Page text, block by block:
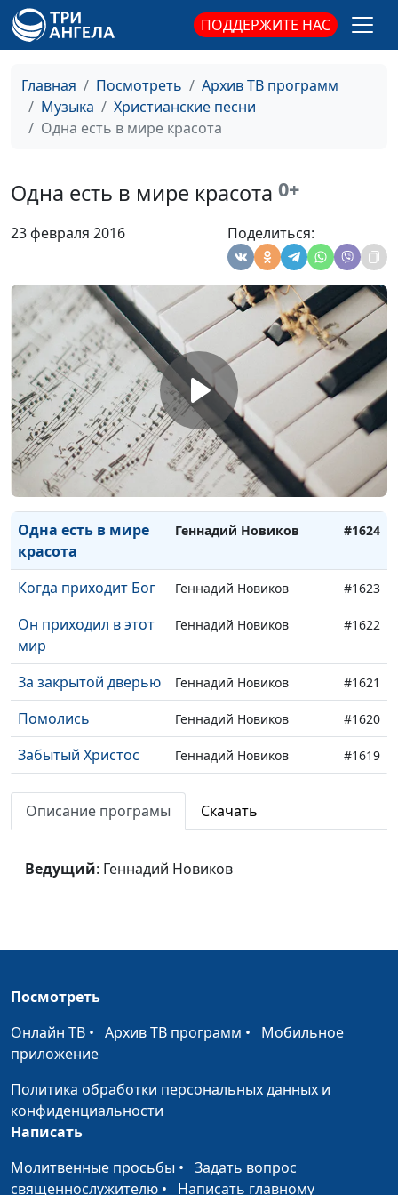
ПОДДЕРЖИТЕ НАС
Главная Посмотреть
Архив ТВ программ
Музыка
Христианские песни
Одна есть в мире красота
Одна есть в мире красота 0+
23 февраля 2016 Поделиться:
бьется радость
Тейлор, доктор
музыкальных искусств
природою
Тейлор, доктор
музыкальных искусств,
аккомпанемент
Пастырь мой
Слава Тебе,
Геннадий Новиков
Дай сил, Господь Геннадий Новиков #1630
Небесный поток Геннадий Новиков #1629
Мечтаю о небе Геннадий Новиков #1628
Дорога Христа Геннадий Новиков #1627
Когда я слышу о
Христе
Геннадий Новиков #1626
Великая борьба Геннадий Новиков #1625
Одна есть в мире
красота
Геннадий Новиков #1624
Когда приходит Бог Геннадий Новиков #1623
Он приходил в этот
мир
Геннадий Новиков #1622
За закрытой дверью Геннадий Новиков #1621
Помолись Геннадий Новиков #1620
Забытый Христос Геннадий Новиков #1619
Добрый Пастырь
мой
Геннадий Новиков
Твоя любовь
концертмейстер
Любовь Твоя
Сычевская,
концертмейстер
Описание програмы Скачать
Ведущий: Геннадий Новиков
Посмотреть
Онлайн ТВ • Архив ТВ программ • Мобильное
приложение
Политика обработки персональных данных и
конфиденциальности
Написать
Молитвенные просьбы • Задать вопрос
священнослужителю • Написать главному